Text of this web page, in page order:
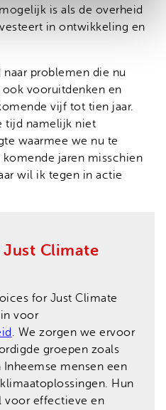
is als de overheid
in ontwikkeling en
problemen die nu
vooruitdenken en
vijf tot tien jaar.
tijd namelijk niet
waarmee we nu te
jaren misschien
wil ik tegen in actie
Climate
for Just Climate
voor
. We zorgen we ervoor
groepen zoals
mensen een
Hun
voor effectieve en